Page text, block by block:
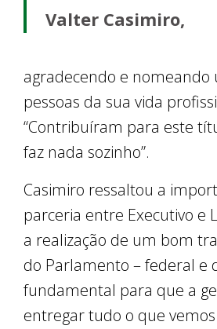
Valter Casimiro,
agradecendo e nomeando
pessoas da sua vida
“Contribuíram para este
faz nada sozinho”.
Casimiro ressaltou a
parceria entre Executivo e
a realização de um bom
do Parlamento – federal e
fundamental para que a
entregar tudo o que